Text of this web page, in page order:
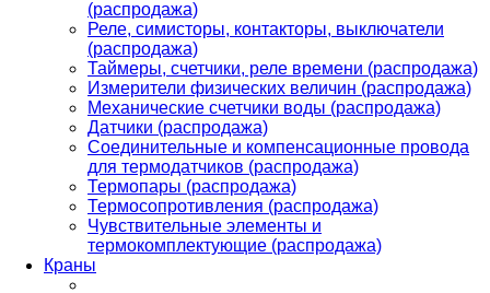
(распродажа)
Реле, симисторы, контакторы, выключатели
(распродажа)
Таймеры, счетчики, реле времени (распродажа)
Измерители физических величин (распродажа)
Механические счетчики воды (распродажа)
Датчики (распродажа)
Соединительные и компенсационные провода
для термодатчиков (распродажа)
Термопары (распродажа)
Термосопротивления (распродажа)
Чувствительные элементы и
термокомплектующие (распродажа)
Краны